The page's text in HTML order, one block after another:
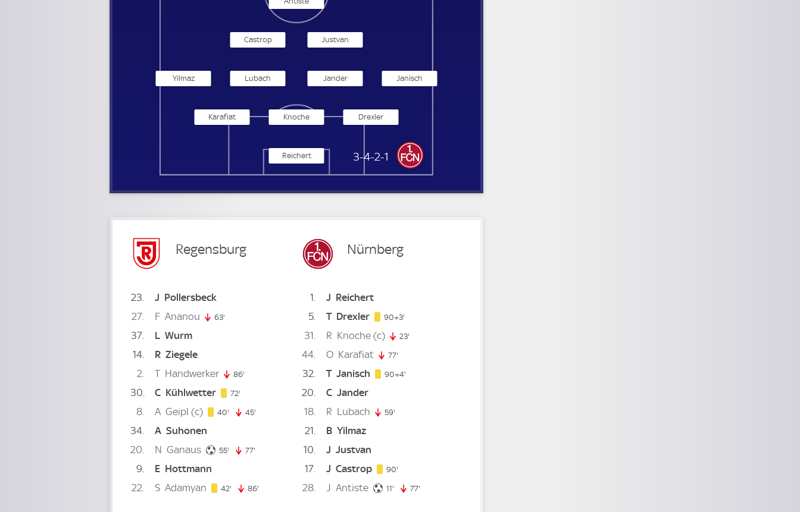
1. FC Nürnberg
3-4-2-1
Reichert
Drexler
Knoche
Karafiat
Janisch
Jander
Lubach
Yilmaz
Justvan
Castrop
Regensburg
23 J Pollersbeck
27
F Ananou 63'
37 L Wurm
14
R Ziegele
2
T Handwerker 86'
30 C Kühlwetter 72'
8 A Geipl (c) 40' 40. minute
45'
34 A Suhonen
20
N Ganaus 55' 55. minute
77'
9 E Hottmann
22
S Adamyan 42' 42. minute
86'
Nürnberg
1 J Reichert
5
T Drexler 90+3'
31 R Knoche(c) 23'
44 O Karafiat 77'
32 T Janisch 90+4'
20 C Jander
18
R Lubach 59'
21 B Yilmaz
10
J Justvan
17
J Castrop 90'
28 J Antiste 11' 11. minute
77'